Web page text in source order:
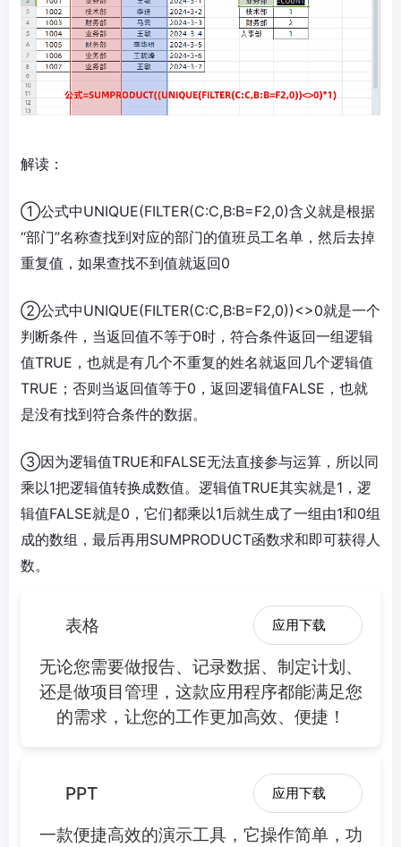
解读：
①公式中UNIQUE(FILTER(C:C,B:B=F2,0)含义就是根据
“部门”名称查找到对应的部门的值班员工名单，然后去掉
重复值，如果查找不到值就返回0
②公式中UNIQUE(FILTER(C:C,B:B=F2,0))<>0就是一个
判断条件，当返回值不等于0时，符合条件返回一组逻辑
值TRUE，也就是有几个不重复的姓名就返回几个逻辑值
TRUE；否则当返回值等于0，返回逻辑值FALSE，也就
是没有找到符合条件的数据。
③因为逻辑值TRUE和FALSE无法直接参与运算，所以同
乘以1把逻辑值转换成数值。逻辑值TRUE其实就是1，逻
辑值FALSE就是0，它们都乘以1后就生成了一组由1和0组
成的数组，最后再用SUMPRODUCT函数求和即可获得人
数。
表格 应用下载
无论您需要做报告、记录数据、制定计划、
还是做项目管理，这款应用程序都能满足您
的需求，让您的工作更加高效、便捷！
PPT 应用下载
一款便捷高效的演示工具，它操作简单，功